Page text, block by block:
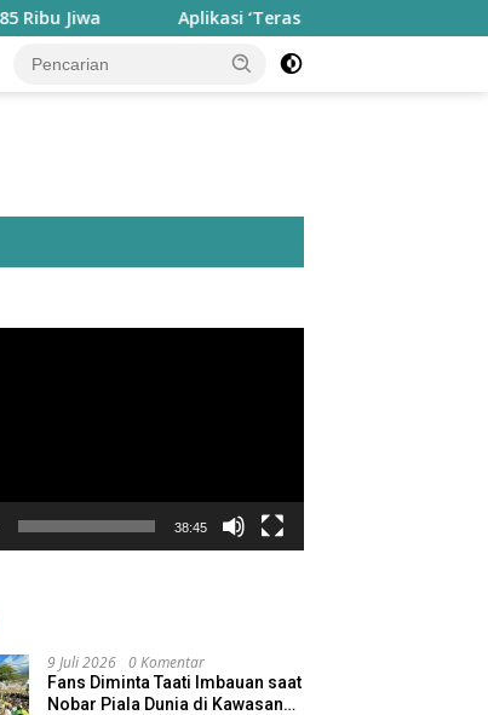
Aplikasi ‘Teras Pendidikan’ Disiapkan untuk
38:45
9 Juli 2026 0 Komentar
Fans Diminta Taati Imbauan saat
Nobar Piala Dunia di Kawasan